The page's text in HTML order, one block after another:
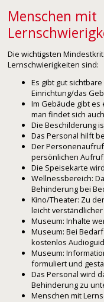
Menschen mit
Die wichtigsten
Lernschwierigkeiten sind:
Es gibt gut
Einrichtung/das
Im Gebäude gibt
man findet sich
Die Beschilderung
Das Personal hilft
Der
persönlichen Aufruf.
Die Speisekarte
Wellnessbereich:
Behinderung bei
Kino/Theater: Zu
leicht verständlicher
Museum: Inhalte
Museum: Bei
kostenlos
Museum:
formuliert und
Das Personal wird
Behinderung zu
Menschen mit